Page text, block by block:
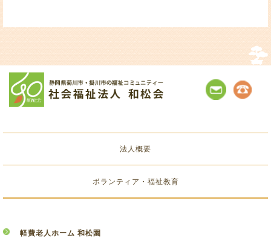
法人概要
ボランティア・福祉教育
軽費老人ホーム 和松園